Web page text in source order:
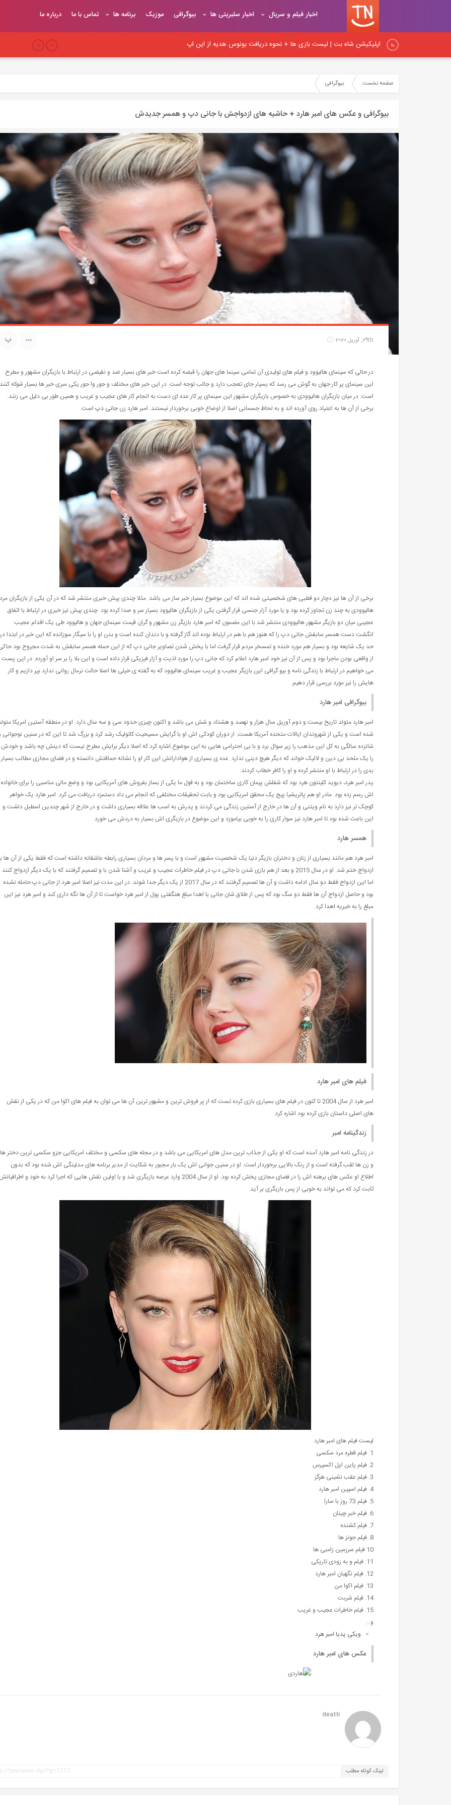
اخبار فیلم و سریال اخبار سلبریتی ها بیوگرافی موزیک برنامه ها تماس با ما درباره ما
اپلیکیشن شاه بت | لیست بازی ها + نحوه دریافت بونوس هدیه از این اپ
نکات اساسی لینک‌سازی در داخلی: راهنمای جامع برای بهبود سئو وب‌سایت
نکات مهم لینک‌سازی داخلی و آموزش اصول و روش‌های صحیح
اصول و قواعد اساسی لینک‌سازی: راهنمای کامل برای ایجاد پیوندهای موثر
صفحه نخست بیوگرافی
بیوگرافی و عکس های امبر هارد + حاشیه های ازدواجش با جانی دپ و همسر جدیدش
29th, آوریل 2020 ب
در حالی که سینمای هالیوود و فیلم های تولیدی آن تمامی سینما های جهان را قبضه کرده است خبر های بسیار ضد و نقیضی در ارتباط با بازیگران مشهور و مطرح
این سینمای پر کار جهان به گوش می رسد که بسیار جای تعجب دارد و جالب توجه است. در این خبر های مختلف و جور وا جور یکی سری خبر ها بسیار شوکه
است. در میان بازیگران هالیوودی به خصوص بازیگران مشهور این سینمای پر کار عده ای دست به انجام کار های عجیب و غریب و همین طور بی دلیل می زنند.
برخی از آن ها به اعتیاد روی آورده اند و به لحاظ جسمانی اصلا از اوضاع خوبی برخوردار نیستند. امبر هارد زن جانی دپ است.
برخی از آن ها نیز دچار دو قطبی های شخصیتی شده اند که این موضوع بسیار خبر ساز می باشد. مثلا چندی پیش خبری منتشر شد که در آن یکی از بازیگران مرد
هالیوودی به چند زن تجاوز کرده بود و یا مورد آزار جنسی قرار گرفتن یکی از بازیگران هالیوود بسیار سر و صدا کرده بود. چندی پیش نیز خبری در ارتباط با اتفاق
عجیبی میان دو بازیگر مشهور هالیوودی منتشر شد با این مضمون که امبر هارد بازیگر زن مشهور و گران قیمت سینمای جهان و هالیوود طی یک اقدام عجیب
انگشت دست همسر سابقش جانی دپ را که هنوز هم با هم در ارتباط بوده اند گاز گرفته و با دندان کنده است و بدن او را با سیگار سوزانده که این خبر در ابتدا در
حد یک شایعه بود و بسیار هم مورد خنده و تمسخر مردم قرار گرفت اما با پخش شدن تصاویر جانی دپ که از این حمله همسر سابقش به شدت مجروح بود
از واقعی بودن ماجرا بود و پس از آن نیز خود امبر هارد اعلام کرد که جانی دپ را مورد اذیت و آزار فیزیکی قرار داده است و این بلا را بر سر او آورده. در این پست
می خواهیم در ارتباط با زندگی نامه و بیو گرافی این بازیگر عجیب و غریب سینمای هالیوود که به گفته ی خیلی ها اصلا حالت نرمال روانی ندارد بپر دازیم و کار
هایش را نیز مورد بررسی قرار دهیم.
بیوگرافی امبر هارد
امبر هارد متولد تاریخ بیست و دوم آوریل سال هزار و نهصد و هشتاد و شش می باشد و اکنون چیزی حدود سی و سه سال دارد. او در منطقه آستین امریکا
شده است و یکی از شهروندان ایالات متحده آمریکا هست. از دوران کودکی اش او با گرایش مسیحیت کاتولیک رشد کرد و بزرگ شد تا این که در سنین نوجوانی
شانزده سالگی به کل این مذهب را زیر سوال برد و با بی احترامی هایی به این موضوع اشاره کرد که اصلا دیگر برایش مطرح نیست که دینش چه باشد و خودش
را یک ملحد بی دین و لائیک خواند که دیگر هیچ دینی ندارد. عده ی بسیاری از هوادارانش این کار او را نشانه حماقتش دانسته و در فضای مجازی مطالب بسیار
بدی را در ارتباط با او منتشر کرده و او را کافر خطاب کردند.
پدر امبر هرد، دیوید کلینتون هرد بود که شفلش پیمان کاری ساختمان بود و به قول ما یکی از بساز بفروش های آمریکایی بود و وضع مالی مناسبی را برای خانواده
اش رسم زده بود. مادر او هم پاتریشیا پیج یک محقق امریکایی بود و بابت تحقیقات مختلفی که انجام می داد دستمزد دریافت می کرد. امبر هارد یک خواهر
کوچک تر نیز دارد به نام ویتنی و آن ها در خارج از آستین زندگی می کردند و پدرش به اسب ها علاقه بسیاری داشت و در خارج از شهر چندین اسطبل دلشت و
این باعث شده بود تا امبر هارد نیز سوار کاری را به خوبی بیاموزد و این موضوع در بازیگری اش بسیار به دردش می خورد.
همسر هارد
امبر هرد هم مانند بسیاری از زنان و دختران بازیگر دنیا یک شخصیت مشهور است و با پسر ها و مردان بسیاری رابطه عاشقانه داشته است که فقط یکی از آن ها
ازدواج ختم شد. او در سال 2015 و بعد از هم بازی شدن با جانی دپ در فیلم خاطرات عجیب و غریب و آشنا شدن با و تصمیم گرفتند که با یک دیگر ازدواج کنند
اما این ازدواج فقط دو سال ادامه داشت و آن ها تصمیم گرفتند که در سال 2017 از یک دیگر جدا شوند. در این مدت نیز اصلا امبر هرد از جانی دپ حامله نشده
بود و حاصل ازدواج آن ها فقط دو سگ بود که پس از طلاق شان جانی با اهدا مبلغ هنگفتی پول از امبر هرد خواست تا از آن ها نگه داری کند و امبر هرد نیز این
مبلغ را به خیریه اهدا کرد.
فیلم های امبر هارد
امبر هرد از سال 2004 تا کنون در فیلم های بسیاری بازی کرده تست که از پر فروش ترین و مشهور ترین آن ها می توان به فیلم های اکوا من که در یکی از نقش
های اصلی داستان بازی کرده بود اشاره کرد.
زندگینامه امبر
در زندگی نامه امبر هارد آمده است که او یکی از جذاب ترین مدل های امریکایی می باشد و در مجله های سکسی و مختلف امریکایی جزو سکسی ترین دختر ها
و زن ها لقب گرفته است و از رنک بالایی برخوردار است. او در سنین جوانی اش یک بار مجبور به شکایت از مدیر برنامه های مدلینگی اش شده بود که بدون
اطلاع او عکس های برهنه اش را در فضای مجازی پخش کرده بود. او از سال 2004 وارد عرصه بازیگری شد و با اولین نقش هایی که اجرا کرد به خود و
ثابت کرد که می تواند به خوبی از پس بازیگری بر آید.
لیست فیلم های امبر هارد
1. فیلم قطره مرد سکسی
2. فیلم پاین اپل اکسپرس
3. فیلم عقب نشینی هرگز
4. فیلم اسپین امبر هارد
5. فیلم 73 روز با سارا
6. فیلم خبر چینان
7. فیلم کشنده
8. فیلم جونز ها
10 فیلم سرزمین زامبی ها
11. فیلم و به زودی تاریکی
12. فیلم نگهبان امبر هارد
13. فیلم اکوا من
14. فیلم شربت
15. فیلم خاطرات عجیب و غریب
و…
ویکی پدیا امبر هرد
عکس های امبر هارد
death
لینک کوتاه مطلب